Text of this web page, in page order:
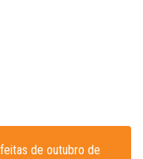
de outubro de